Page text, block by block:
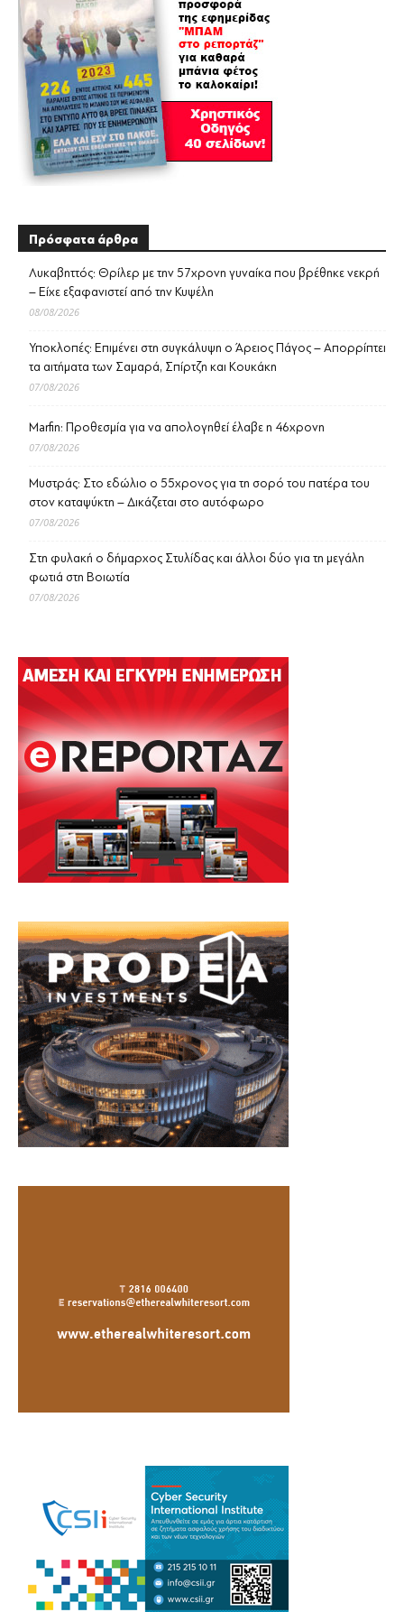
Πρόσφατα άρθρα
Λυκαβηττός: Θρίλερ με την 57χρονη γυναίκα που βρέθηκε νεκρή
– Είχε εξαφανιστεί από την Κυψέλη
08/08/2026
Υποκλοπές: Επιμένει στη συγκάλυψη ο Άρειος Πάγος – Απορρίπτει
τα αιτήματα των Σαμαρά, Σπίρτζη και Κουκάκη
07/08/2026
Marfin: Προθεσμία για να απολογηθεί έλαβε η 46χρονη
07/08/2026
Μυστράς: Στο εδώλιο ο 55χρονος για τη σορό του πατέρα του
στον καταψύκτη – Δικάζεται στο αυτόφωρο
07/08/2026
Στη φυλακή ο δήμαρχος Στυλίδας και άλλοι δύο για τη μεγάλη
φωτιά στη Βοιωτία
07/08/2026